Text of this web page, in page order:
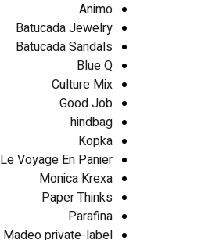
Animo
Batucada Jewelry
Batucada Sandals
Blue Q
Culture Mix
Good Job
hindbag
Kopka
Le Voyage En Panier
Monica Krexa
Paper Thinks
Parafina
Madeo private-label